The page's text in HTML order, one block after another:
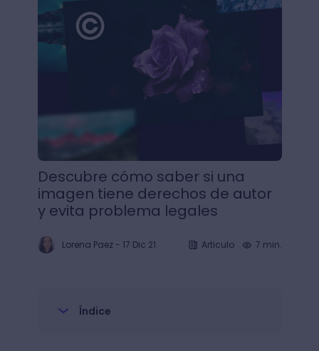
Descubre cómo saber si una
imagen tiene derechos de autor
y evita problema legales
Lorena Paez- 17 Dic 21 Articulo 7 min.
Índice